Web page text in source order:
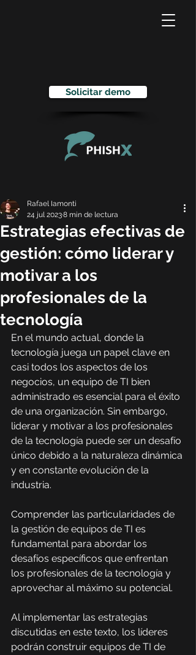
Solicitar demo
Estrategias efectivas de
gestión: cómo liderar y
motivar a los
profesionales de la
tecnología
Rafael Iamonti
24 jul 20238 min de lectura
En el mundo actual, donde la
tecnología juega un papel clave en
casi todos los aspectos de los
negocios, un equipo de TI bien
administrado es esencial para el éxito
de una organización. Sin embargo,
liderar y motivar a los profesionales
de la tecnología puede ser un desafío
único debido a la naturaleza dinámica
y en constante evolución de la
industria.
Comprender las particularidades de
la gestión de equipos de TI es
fundamental para abordar los
desafíos específicos que enfrentan
los profesionales de la tecnología y
aprovechar al máximo su potencial.
Al implementar las estrategias
discutidas en este texto, los líderes
podrán construir equipos de TI de